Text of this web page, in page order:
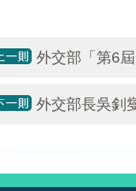
外交部「第6
外交部長吳釗